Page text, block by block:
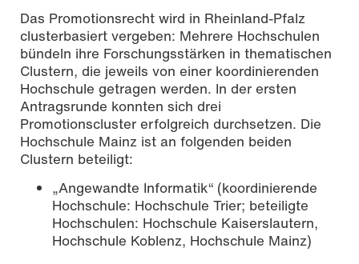
Das Promotionsrecht wird in Rheinland-Pfalz
clusterbasiert vergeben: Mehrere Hochschulen
bündeln ihre Forschungsstärken in thematischen
Clustern, die jeweils von einer koordinierenden
Hochschule getragen werden. In der ersten
Antragsrunde konnten sich drei
Promotionscluster erfolgreich durchsetzen. Die
Hochschule Mainz ist an folgenden beiden
Clustern beteiligt:
„Angewandte Informatik“ (koordinierende
Hochschule: Hochschule Trier; beteiligte
Hochschulen: Hochschule Kaiserslautern,
Hochschule Koblenz, Hochschule Mainz)